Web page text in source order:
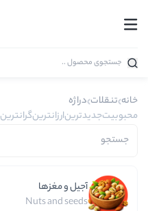
خانه تنقلات دراژه
محبوبیتجدیدترینارزانترینگرانترین
آجیل و مغزها
Nuts and seeds